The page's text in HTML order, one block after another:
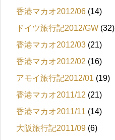
香港マカオ2012/06 (14)
ドイツ旅行記2012/GW (32)
香港マカオ2012/03 (21)
香港マカオ2012/02 (16)
アモイ旅行記2012/01 (19)
香港マカオ2011/12 (21)
香港マカオ2011/11 (14)
大阪旅行記2011/09 (6)